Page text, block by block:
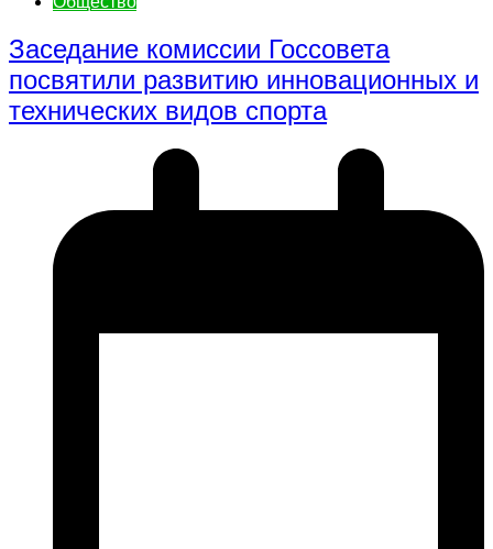
Заседание комиссии Госсовета
посвятили развитию инновационных и
технических видов спорта